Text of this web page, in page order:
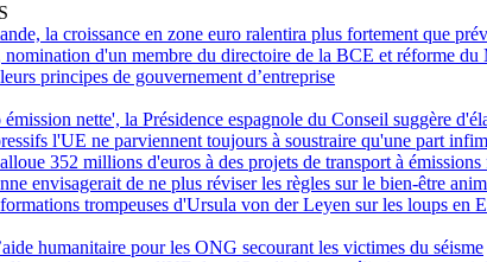
la croissance en zone euro ralentira plus fortement que
nomination d'un membre du directoire de la BCE et réforme
principes de gouvernement d’entreprise
nette', la Présidence espagnole du Conseil suggère
l'UE ne parviennent toujours à soustraire qu'une part
352 millions d'euros à des projets de transport à
envisagerait de ne plus réviser les règles sur le bien-être
trompeuses d'Ursula von der Leyen sur les loups en
humanitaire pour les ONG secourant les victimes du séisme